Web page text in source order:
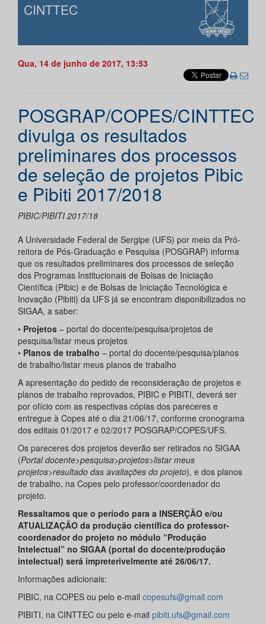
CINTTEC
Qua, 14 de junho de 2017, 13:53
POSGRAP/COPES/CINTTEC
divulga os resultados
preliminares dos processos
de seleção de projetos Pibic
e Pibiti 2017/2018
PIBIC/PIBITI 2017/18
A Universidade Federal de Sergipe (UFS) por meio da Pró-
reitora de Pós-Graduação e Pesquisa (POSGRAP) informa
que os resultados preliminares dos processos de seleção
dos Programas Institucionais de Bolsas de Iniciação
Científica (Pibic) e de Bolsas de Iniciação Tecnológica e
Inovação (Pibiti) da UFS já se encontram disponibilizados no
SIGAA, a saber:
• Projetos – portal do docente/pesquisa/projetos de
pesquisa/listar meus projetos
• Planos de trabalho – portal do docente/pesquisa/planos
de trabalho/listar meus planos de trabalho
A apresentação do pedido de reconsideração de projetos e
planos de trabalho reprovados, PIBIC e PIBITI, deverá ser
por ofício com as respectivas cópias dos pareceres e
entregue à Copes até o dia 21/06/17, conforme cronograma
dos editais 01/2017 e 02/2017 POSGRAP/COPES/UFS.
Os pareceres dos projetos deverão ser retirados no SIGAA
(Portal docente>pesquisa>projetos>listar meus
projetos>resultado das avaliações do projeto), e dos planos
de trabalho, na Copes pelo professor/coordenador do
projeto.
Ressaltamos que o período para a INSERÇÃO e/ou
ATUALIZAÇÃO da produção científica do professor-
coordenador do projeto no módulo “Produção
Intelectual” no SIGAA (portal do docente/produção
intelectual) será impreterivelmente até 26/06/17.
Informações adicionais:
PIBIC, na COPES ou pelo e-mail copesufs@gmail.com
PIBITI, na CINTTEC ou pelo e-mail pibiti.ufs@gmail.com